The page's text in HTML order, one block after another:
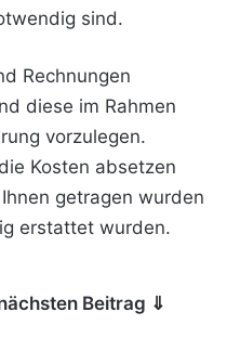
sind.
Rechnungen
diese im Rahmen
vorzulegen.
Kosten absetzen
getragen wurden
erstattet wurden.
Beitrag ⇓